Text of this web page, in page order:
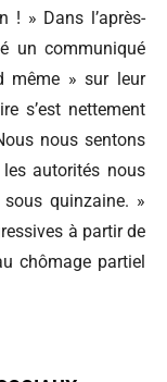
! » Dans l’après-
un communiqué
même » sur leur
s’est nettement
nous sentons
autorités nous
quinzaine. »
à partir de
chômage partiel